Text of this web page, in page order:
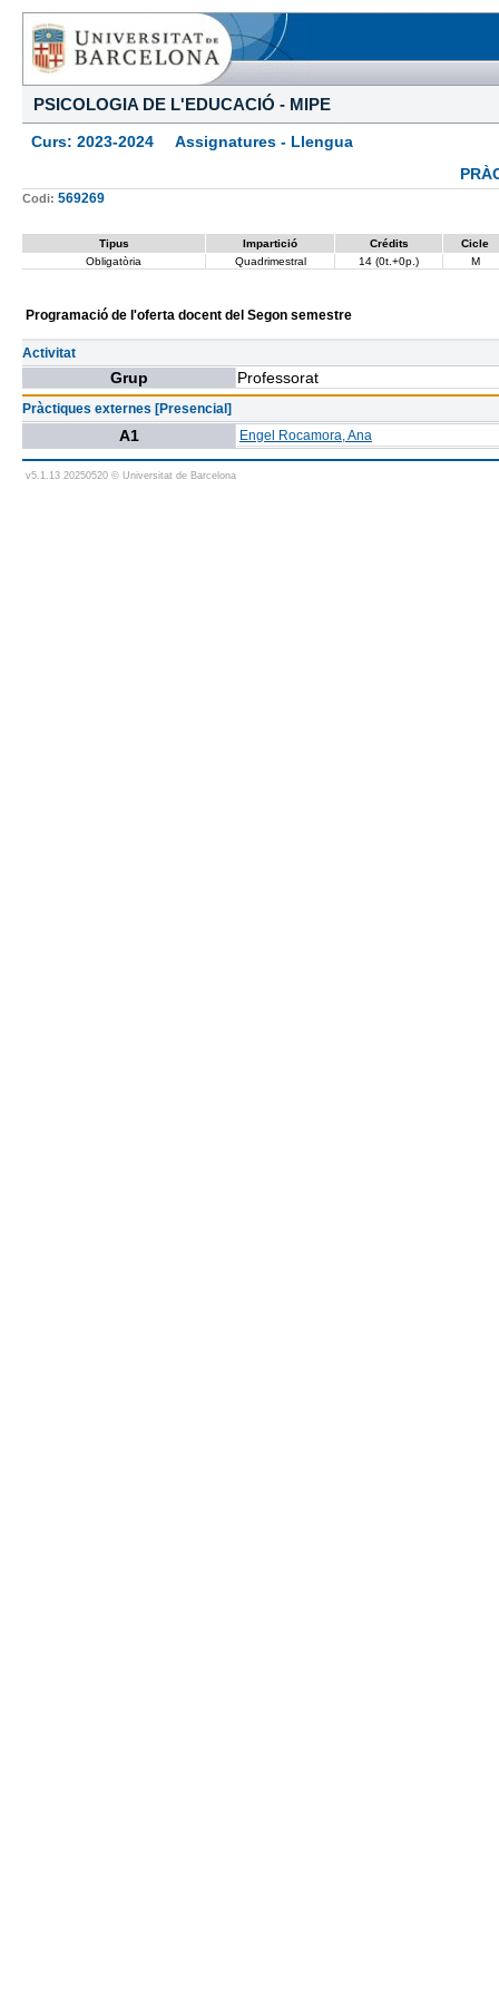
PSICOLOGIA DE L'EDUCACIÓ - MIPE
Curs: 2023-2024 Assignatures - Llengua
Codi: 569269
Tipus Impartició Crédits
Cicle
Obligatòria
Quadrimestral 14 (0t.+0p.) M
Programació de l'oferta docent del Segon semestre
Activitat
Grup Professorat
Pràctiques externes [Presencial]
A1 Engel Rocamora, Ana
v5.1.13 20250520 © Universitat de Barcelona